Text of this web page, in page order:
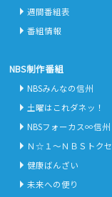
週間番組表
番組情報
NBS制作番組
NBSみんなの信州
土曜はこれダネッ！
NBSフォーカス∞信州
Ｎ☆１～ＮＢＳトク
健康ばんざい
未来への便り